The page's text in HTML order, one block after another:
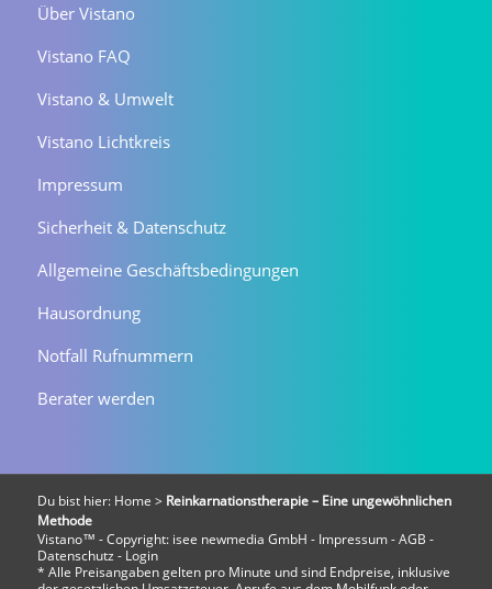
Über Vistano
Vistano FAQ
Vistano & Umwelt
Vistano Lichtkreis
Impressum
Sicherheit & Datenschutz
Allgemeine Geschäftsbedingungen
Hausordnung
Notfall Rufnummern
Berater werden
Du bist hier: Home > Reinkarnationstherapie – Eine ungewöhnlichen
Methode
Vistano™ - Copyright: isee newmedia GmbH - Impressum-AGB -
Datenschutz - Login
* Alle Preisangaben gelten pro Minute und sind Endpreise, inklusive